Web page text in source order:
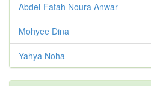
Abdel-Fatah Noura Anwar
Mohyee Dina
Yahya Noha